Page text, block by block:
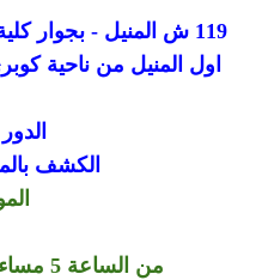
119 ش المنيل - بجوار
اول المنيل من ناحية
الكشف
من الساعة 5 مساء الي الساعة 8 مساء